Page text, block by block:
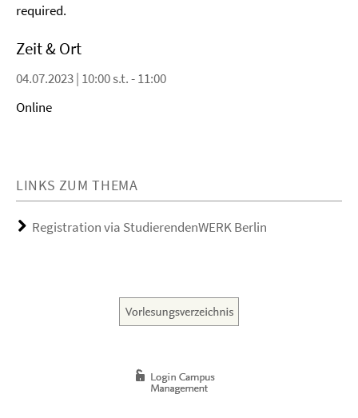
required.
Zeit & Ort
04.07.2023 | 10:00 s.t. - 11:00
Online
LINKS ZUM THEMA
Registration via StudierendenWERK Berlin